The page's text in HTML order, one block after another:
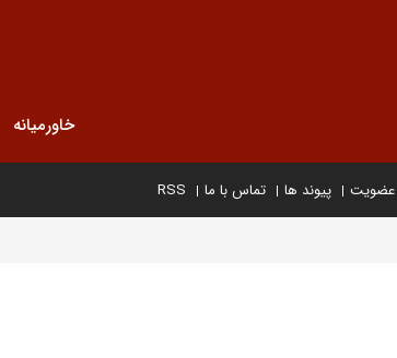
خاورمیانه
عضویت پیوند ها تماس با ما RSS